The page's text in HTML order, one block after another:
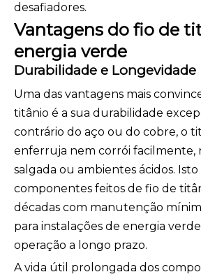
desafiadores.
Vantagens do fio de
energia verde
Durabilidade e Longevidade
Uma das vantagens mais
titânio é a sua durabilidade
contrário do aço ou do cobre, o
enferruja nem corrói facilmente,
salgada ou ambientes ácidos.
componentes feitos de fio de
décadas com manutenção
para instalações de energia
operação a longo prazo.
A vida útil prolongada dos